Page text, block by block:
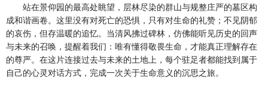
站在景仰园的最高处眺望，层林尽染的群山与规整庄严的墓区构
成和谐画卷。这里没有对死亡的恐惧，只有对生命的礼赞；不见阴郁
的哀伤，但存温暖的追忆。当清风拂过碑林，仿佛能听见历史的回声
与未来的召唤，提醒着我们：唯有懂得敬畏生命，才能真正理解存在
的尊严。在这片连接过去与未来的土地上，每个驻足者都能找到属于
自己的心灵对话方式，完成一次关于生命意义的沉思之旅。